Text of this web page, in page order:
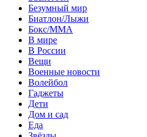
Безумный мир
Биатлон/Лыжи
Бокс/MMA
В мире
В России
Вещи
Военные новости
Волейбол
Гаджеты
Дети
Дом и сад
Еда